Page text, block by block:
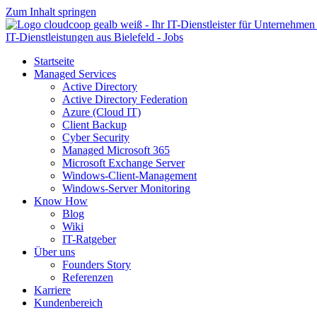
Zum Inhalt springen
Startseite
Managed Services
Active Directory
Active Directory Federation
Azure (Cloud IT)
Client Backup
Cyber Security
Managed Microsoft 365
Microsoft Exchange Server
Windows-Client-Management
Windows-Server Monitoring
Know How
Blog
Wiki
IT-Ratgeber
Über uns
Founders Story
Referenzen
Karriere
Kundenbereich